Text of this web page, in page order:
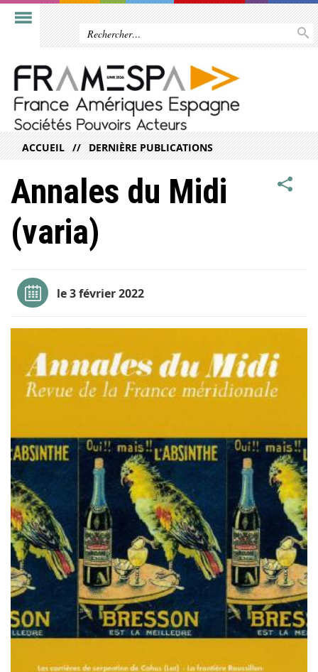
ACCUEIL DERNIÈRE PUBLICATIONS
Annales du Midi
(varia)
le 3 février 2022